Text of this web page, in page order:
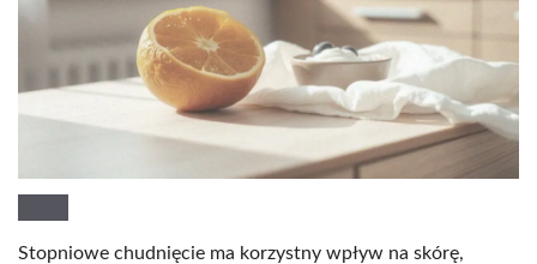
Stopniowe chudnięcie ma korzystny wpływ na skórę,